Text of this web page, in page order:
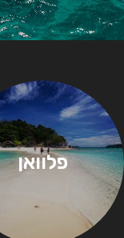
פלוואן